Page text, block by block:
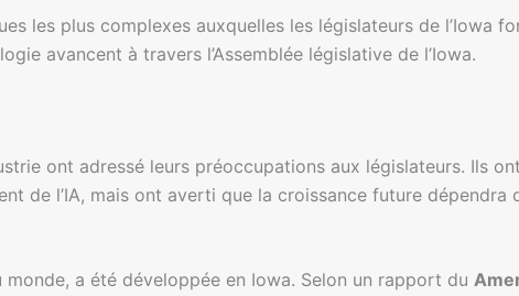
les plus complexes auxquelles les législateurs de l’Iowa
avancent à travers l’Assemblée législative de l’Iowa.
ont adressé leurs préoccupations aux législateurs. Ils
de l’IA, mais ont averti que la croissance future dépendra
monde, a été développée en Iowa. Selon un rapport du